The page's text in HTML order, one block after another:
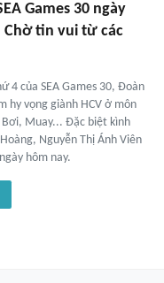
Games 30 ngày
tin vui từ các
4 của SEA Games 30, Đoàn
hy vọng giành HCV ở môn
Bơi, Muay... Đặc biệt kình
Nguyễn Thị Ánh Viên
hôm nay.